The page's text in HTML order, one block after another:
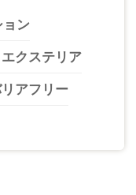
ョン
エクステリア
アフリー